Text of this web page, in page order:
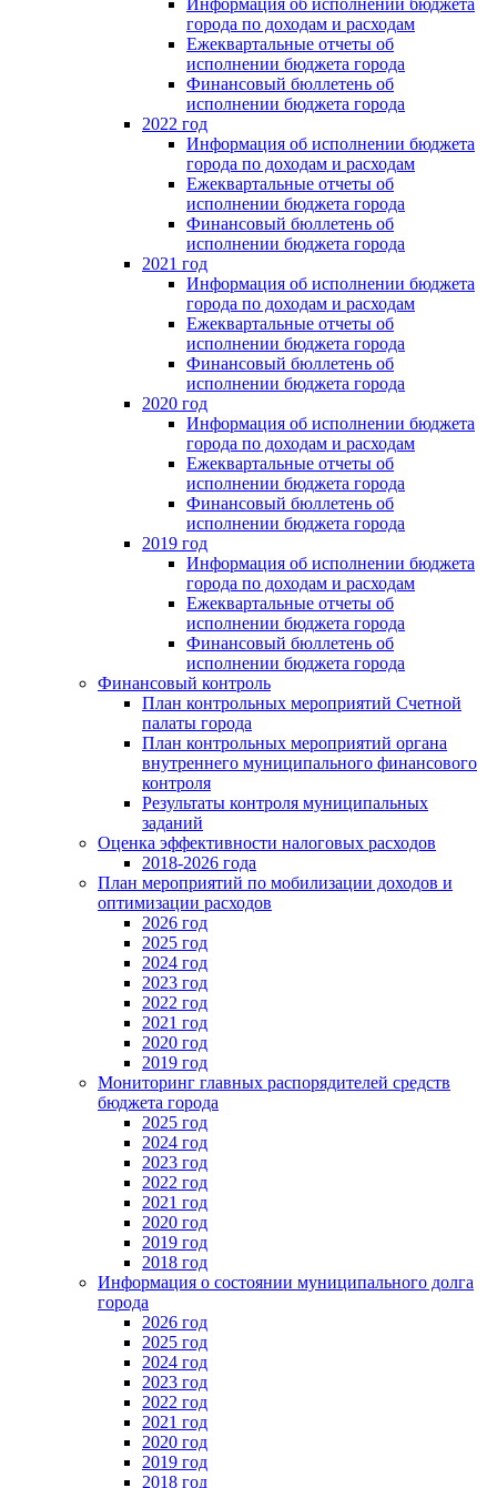
города по доходам и расходам
Ежеквартальные отчеты об
исполнении бюджета города
Финансовый бюллетень об
исполнении бюджета города
2022 год
Информация об исполнении бюджета
города по доходам и расходам
Ежеквартальные отчеты об
исполнении бюджета города
Финансовый бюллетень об
исполнении бюджета города
2021 год
Информация об исполнении бюджета
города по доходам и расходам
Ежеквартальные отчеты об
исполнении бюджета города
Финансовый бюллетень об
исполнении бюджета города
2020 год
Информация об исполнении бюджета
города по доходам и расходам
Ежеквартальные отчеты об
исполнении бюджета города
Финансовый бюллетень об
исполнении бюджета города
2019 год
Информация об исполнении бюджета
города по доходам и расходам
Ежеквартальные отчеты об
исполнении бюджета города
Финансовый бюллетень об
исполнении бюджета города
Финансовый контроль
План контрольных мероприятий Счетной
палаты города
План контрольных мероприятий органа
внутреннего муниципального финансового
контроля
Результаты контроля муниципальных
заданий
Оценка эффективности налоговых расходов
2018-2026 года
План мероприятий по мобилизации доходов и
оптимизации расходов
2026 год
2025 год
2024 год
2023 год
2022 год
2021 год
2020 год
2019 год
Мониторинг главных распорядителей средств
бюджета города
2025 год
2024 год
2023 год
2022 год
2021 год
2020 год
2019 год
2018 год
Информация о состоянии муниципального долга
города
2026 год
2025 год
2024 год
2023 год
2022 год
2021 год
2020 год
2019 год
2018 год